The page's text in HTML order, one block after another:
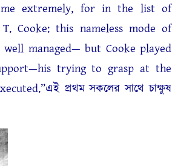
me extremely, for in the list of
Cooke: this nameless mode of
managed— but Cooke played
trying to grasp at the
প্রথম সকলের সাথে চাক্ষুষ